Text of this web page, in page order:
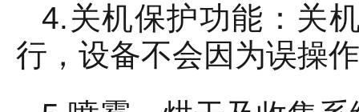
4.关机保护功能：关
行，设备不会因为误操